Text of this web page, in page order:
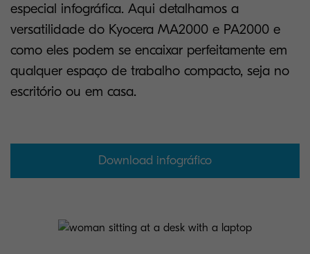
especial infográfica. Aqui detalhamos a
versatilidade do Kyocera MA2000 e PA2000 e
como eles podem se encaixar perfeitamente em
qualquer espaço de trabalho compacto, seja no
escritório ou em casa.
Download infográfico